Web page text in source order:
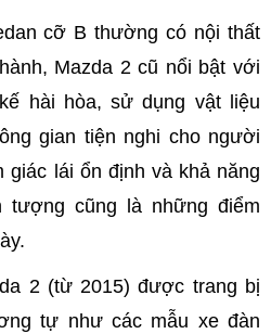
cỡ B thường có nội thất
Mazda 2 cũ nổi bật với
hài hòa, sử dụng vật liệu
gian tiện nghi cho người
giác lái ổn định và khả năng
tượng cũng là những điểm
2 (từ 2015) được trang bị
tự như các mẫu xe đàn